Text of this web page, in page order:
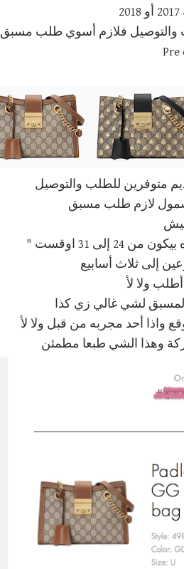
والتوصيل فلازم أسوي طلب مسبق
متوفرين للطلب والتوصيل
لازم طلب مسبق
31 اوقست "
إلى ثلاث أسابيع
ولا لأ
لشي غالي زي كذا
واذا أحد مجربه من قبل ولا لأ
وهذا الشي طبعا مطمئن